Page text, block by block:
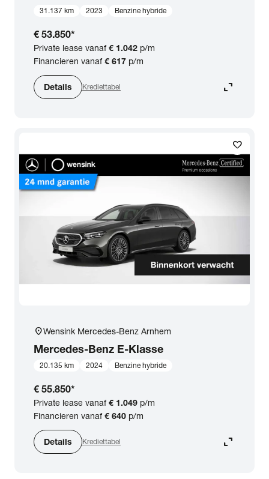
31.137 km 2023 Benzine hybride
€ 53.850*
Private lease vanaf€ 1.042 p/m
Financieren vanaf€ 617 p/m
Details Krediettabel expand_content
favorite
location_onWensink Mercedes-Benz Arnhem
Mercedes-Benz E-Klasse
20.135 km 2024 Benzine hybride
€ 55.850*
Private lease vanaf€ 1.049 p/m
Financieren vanaf€ 640 p/m
Details Krediettabel expand_content